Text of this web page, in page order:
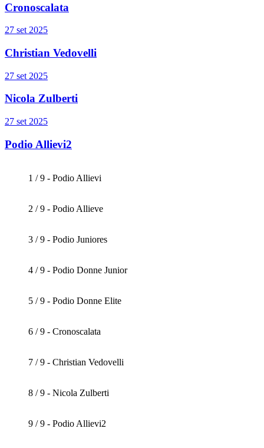
Cronoscalata
27 set 2025
Christian Vedovelli
27 set 2025
Nicola Zulberti
27 set 2025
Podio Allievi2
1 / 9 - Podio Allievi
2 / 9 - Podio Allieve
3 / 9 - Podio Juniores
4 / 9 - Podio Donne Junior
5 / 9 - Podio Donne Elite
6 / 9 - Cronoscalata
7 / 9 - Christian Vedovelli
8 / 9 - Nicola Zulberti
9 / 9 - Podio Allievi2